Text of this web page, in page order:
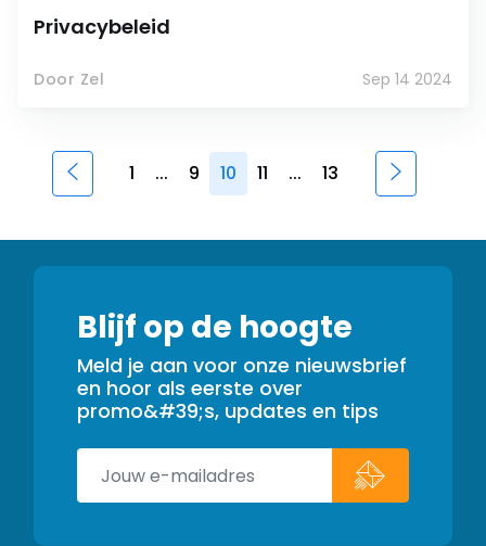
Privacybeleid
Door Zel Sep 14 2024
1 ... 9 10 11 ... 13
Blijf op de hoogte
Meld je aan voor onze nieuwsbrief
en hoor als eerste over
promo&#39;s, updates en tips